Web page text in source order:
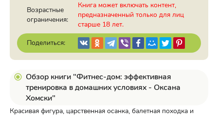
Возрастные
ограничения:
Книга может включать контент,
предназначенный только для лиц
старше 18 лет.
Поделиться:
Обзор книги "Фитнес-дом: эффективная
тренировка в домашних условиях - Оксана
Хомски"
Красивая фигура, царственная осанка, балетная походка и